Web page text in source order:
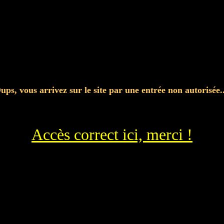
vous arrivez sur le site par une entrée non
Accès correct ici, merci !